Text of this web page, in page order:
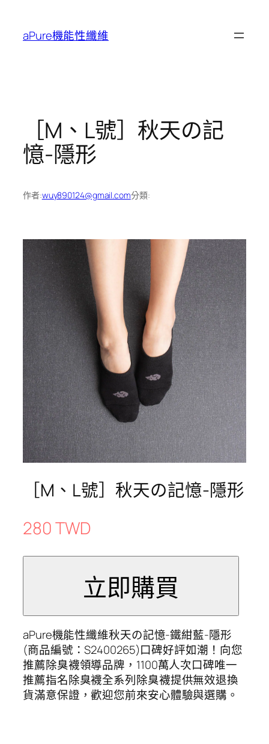
aPure機能性纖維
［M、L號］秋天の記
憶-隱形
作者:wuy890124@gmail.com分類:
［M、L號］秋天の記憶-隱形
280 TWD
aPure機能性纖維秋天の記憶-鐵紺藍-隱形
(商品編號：S2400265)口碑好評如潮！向您
推薦除臭襪領導品牌，1100萬人次口碑唯一
推薦指名除臭襪全系列除臭襪提供無效退換
貨滿意保證，歡迎您前來安心體驗與選購。